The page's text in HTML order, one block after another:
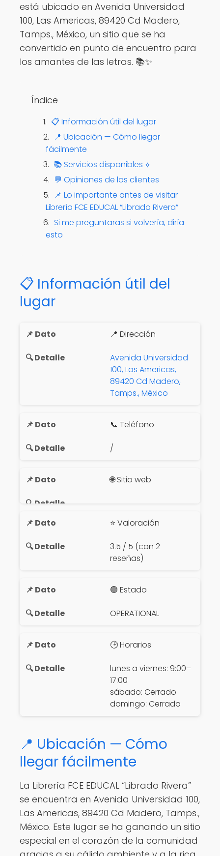
está ubicado en Avenida Universidad
100, Las Americas, 89420 Cd Madero,
Tamps., México, un sitio que se ha
convertido en punto de encuentro para
los amantes de las letras. 📚✨
Índice
📋 Información útil del lugar
📍 Ubicación — Cómo llegar
fácilmente
📚 Servicios disponibles ⟡
💬 Opiniones de los clientes
📌 Lo importante antes de visitar
Librería FCE EDUCAL “Librado Rivera”
Si me preguntaras si volvería, diría
esto
📋 Información útil del
lugar
📍 Dirección
Avenida Universidad
100, Las Americas,
89420 Cd Madero,
Tamps., México
📞 Teléfono
/
🌐 Sitio web
⭐ Valoración
3.5 / 5 (con 2
reseñas)
🟢 Estado
OPERATIONAL
🕒 Horarios
lunes a viernes: 9:00–
17:00
sábado: Cerrado
domingo: Cerrado
📍 Ubicación — Cómo
llegar fácilmente
La Librería FCE EDUCAL “Librado Rivera”
se encuentra en Avenida Universidad 100,
Las Americas, 89420 Cd Madero, Tamps.,
México. Este lugar se ha ganando un sitio
especial en el corazón de la comunidad